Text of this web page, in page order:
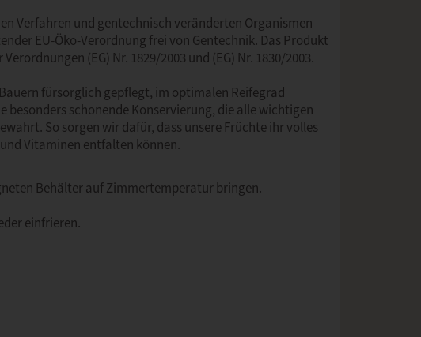
Verfahren und gentechnisch veränderten Organismen
EU-Öko-Verordnung frei von Gentechnik. Das Produkt
(EG) Nr. 1829/2003 und (EG) Nr. 1830/2003.
fürsorglich gepflegt, im optimalen Reifegrad
schonende Konservierung, die alle wichtigen
So sorgen wir dafür, dass unsere Früchte ihr volles
Vitaminen entfalten können.
Behälter auf Zimmertemperatur bringen.
einfrieren.